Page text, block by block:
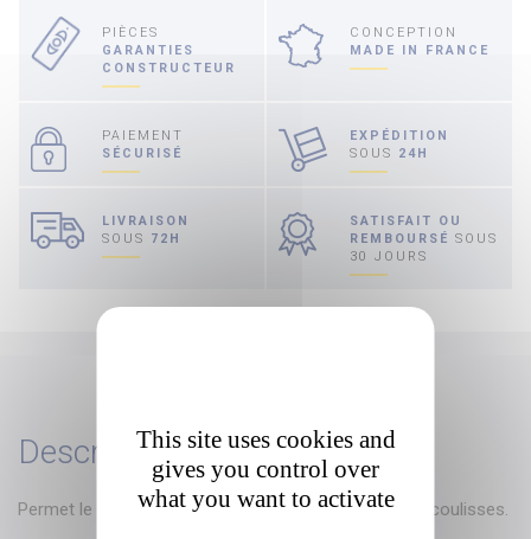
PIÈCES
GARANTIES
CONSTRUCTEUR
CONCEPTION
MADE IN FRANCE
PAIEMENT
SÉCURISÉ
EXPÉDITION
SOUS 24H
LIVRAISON
SOUS 72H
SATISFAIT OU
REMBOURSÉ SOUS
30 JOURS
Description
Permet le maintien de la lame finale du BSO dans les coulisses.

This site uses cookies and
gives you control over
what you want to activate